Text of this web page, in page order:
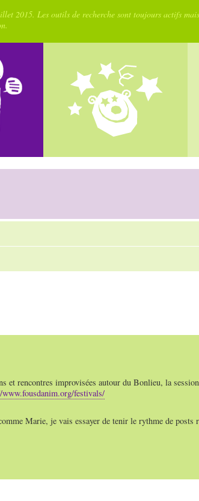
2015. Les outils de recherche sont toujours actifs
et rencontres improvisées autour du Bonlieu, la
festivals/
Marie, je vais essayer de tenir le rythme de posts